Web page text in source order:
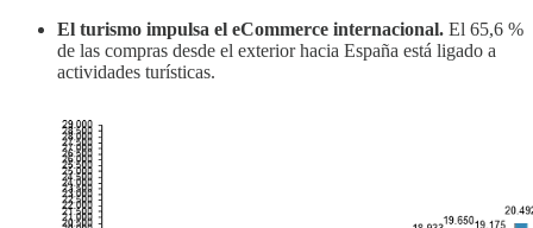
El turismo impulsa el eCommerce internacional. El 65,6 %
de las compras desde el exterior hacia España está ligado a
actividades turísticas.